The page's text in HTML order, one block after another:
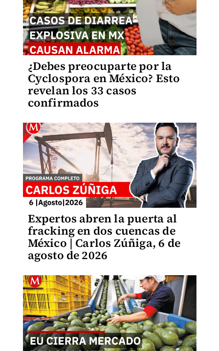
¿Debes preocuparte por la
Cyclospora en México? Esto
revelan los 33 casos
confirmados
Expertos abren la puerta al
fracking en dos cuencas de
México | Carlos Zúñiga, 6 de
agosto de 2026